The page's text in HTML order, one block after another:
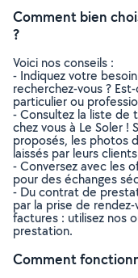
Comment bien
?
Voici nos conseils :
- Indiquez votre
recherchez-vous ?
particulier ou
- Consultez la liste de
chez vous à Le Soler !
proposés, les photos
laissés par leurs
- Conversez avec les
pour des échanges
- Du contrat de
par la prise de
factures : utilisez nos
prestation.
Comment